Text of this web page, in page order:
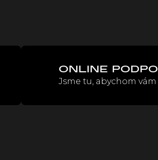
ONLINE
Jsme tu, abychom